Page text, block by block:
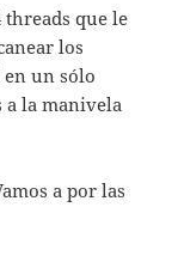
threads que le
los
un sólo
a la manivela
a por las